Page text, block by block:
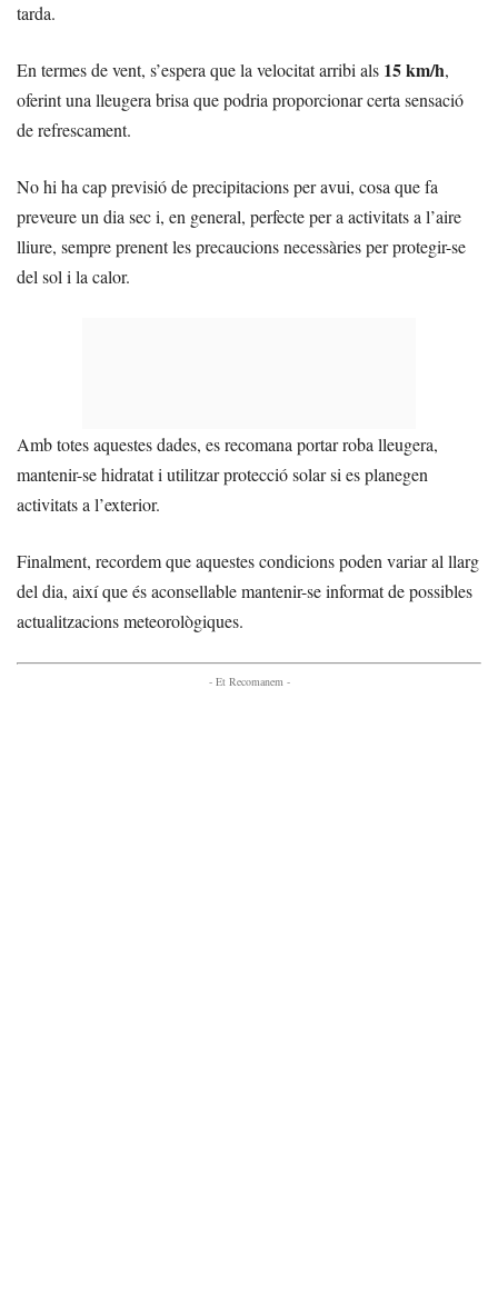
tarda.
En termes de vent, s’espera que la velocitat arribi als 15 km/h,
oferint una lleugera brisa que podria proporcionar certa sensació
de refrescament.
No hi ha cap previsió de precipitacions per avui, cosa que fa
preveure un dia sec i, en general, perfecte per a activitats a l’aire
lliure, sempre prenent les precaucions necessàries per protegir-se
del sol i la calor.
Amb totes aquestes dades, es recomana portar roba lleugera,
mantenir-se hidratat i utilitzar protecció solar si es planegen
activitats a l’exterior.
Finalment, recordem que aquestes condicions poden variar al llarg
del dia, així que és aconsellable mantenir-se informat de possibles
actualitzacions meteorològiques.
- Et Recomanem -